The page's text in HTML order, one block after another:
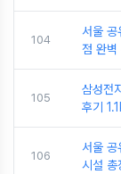
104
서울 공
점 완벽
105
삼성전
후기
106
서울
시설 총